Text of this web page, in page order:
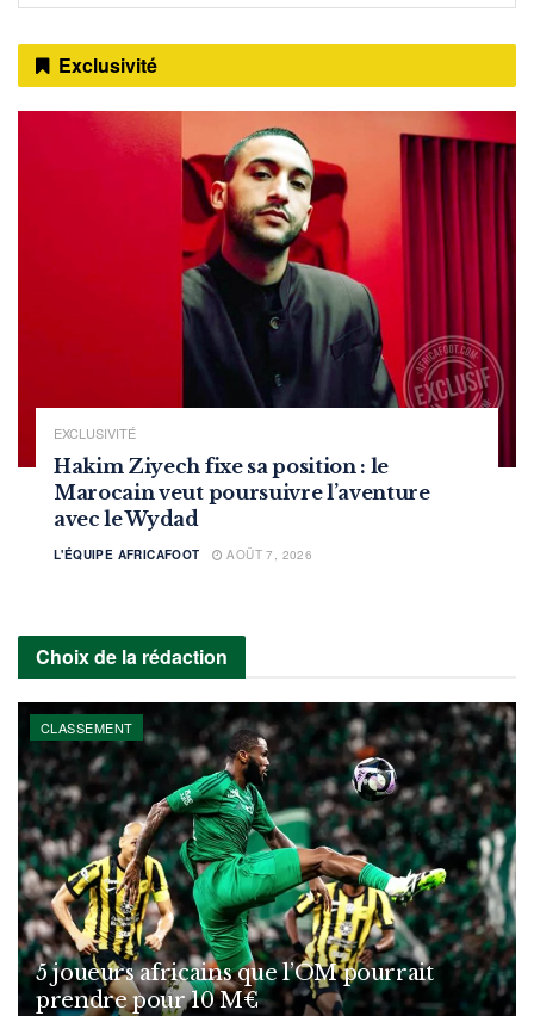
Exclusivité
EXCLUSIVITÉ
Hakim Ziyech fixe sa position : le
Marocain veut poursuivre l’aventure
avec le Wydad
L'ÉQUIPE AFRICAFOOT AOÛT 7, 2026
Choix de la rédaction
CLASSEMENT
5 joueurs africains que l’OM pourrait
prendre pour 10 M€